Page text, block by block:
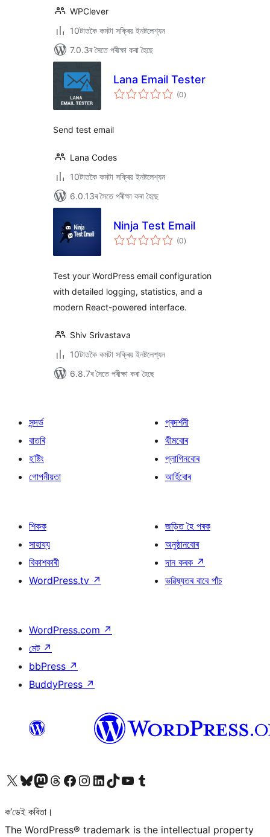
WPClever
10টাতকৈ কমটা সক্ৰিয় ইনষ্টলেশ্যন
7.0.3ৰ সৈতে পৰীক্ষা কৰা হৈছে
Lana Email Tester
(0টা
মুঠ)
Send test email
Lana Codes
10টাতকৈ কমটা সক্ৰিয় ইনষ্টলেশ্যন
6.0.13ৰ সৈতে পৰীক্ষা কৰা হৈছে
Ninja Test Email
(0টা
মুঠ)
Test your WordPress email configuration
with detailed logging, statistics, and a
modern React-powered interface.
Shiv Srivastava
10টাতকৈ কমটা সক্ৰিয় ইনষ্টলেশ্যন
6.8.7ৰ সৈতে পৰীক্ষা কৰা হৈছে
সন্দৰ্ভ
বাতৰি
হ’ষ্টিং
গোপনীয়তা
প্ৰদৰ্শনী
থীমবোৰ
প্লাগিনবোৰ
আৰ্হিবোৰ
শিকক
সাহায্য
বিকাশকাৰী
WordPress.tv ↗
জড়িত হৈ পৰক
অনুষ্ঠানবোৰ
দান কৰক ↗
ভৱিষ্যতৰ বাবে পাঁচ
WordPress.com ↗
মেট ↗
bbPress ↗
BuddyPress ↗
আমাৰ X (আগৰ Twitter) একাউণ্টলৈ যাওকআমাৰ Bluesky একাউণ্টলৈ যাওকআমাৰ Mastodon একাউণ্টলৈ যাওকআমাৰ Threads একাউণ্টলৈ যাওকআমাৰ Facebook পৃষ্ঠালৈ যাওকআমাৰ Instagram একাউণ্টলৈ যাওকআমাৰ LinkedIn একাউণ্টলৈ যাওকআমাৰ TikTok একাউণ্টলৈ যাওকআমাৰ YouTube চেনেললৈ যাওকআমাৰ Tumblr একাউণ্টলৈ যাওক
ক’ডেই কবিতা।
The WordPress® trademark is the intellectual property